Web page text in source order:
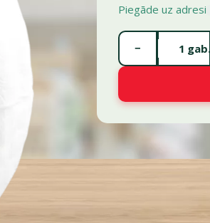
Piegāde uz adresi
gab.
−